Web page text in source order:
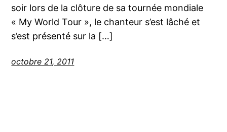
soir lors de la clôture de sa tournée mondiale
« My World Tour », le chanteur s’est lâché et
s’est présenté sur la […]
octobre 21, 2011